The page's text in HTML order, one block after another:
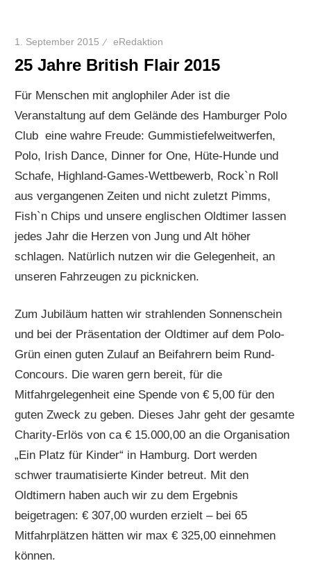
1. September 2015 eRedaktion
25 Jahre British Flair 2015
Für Menschen mit anglophiler Ader ist die
Veranstaltung auf dem Gelände des Hamburger Polo
Club eine wahre Freude: Gummistiefelweitwerfen,
Polo, Irish Dance, Dinner for One, Hüte-Hunde und
Schafe, Highland-Games-Wettbewerb, Rock`n Roll
aus vergangenen Zeiten und nicht zuletzt Pimms,
Fish`n Chips und unsere englischen Oldtimer lassen
jedes Jahr die Herzen von Jung und Alt höher
schlagen. Natürlich nutzen wir die Gelegenheit, an
unseren Fahrzeugen zu picknicken.
Zum Jubiläum hatten wir strahlenden Sonnenschein
und bei der Präsentation der Oldtimer auf dem Polo-
Grün einen guten Zulauf an Beifahrern beim Rund-
Concours. Die waren gern bereit, für die
Mitfahrgelegenheit eine Spende von € 5,00 für den
guten Zweck zu geben. Dieses Jahr geht der gesamte
Charity-Erlös von ca € 15.000,00 an die Organisation
„Ein Platz für Kinder“ in Hamburg. Dort werden
schwer traumatisierte Kinder betreut. Mit den
Oldtimern haben auch wir zu dem Ergebnis
beigetragen: € 307,00 wurden erzielt – bei 65
Mitfahrplätzen hätten wir max € 325,00 einnehmen
können.